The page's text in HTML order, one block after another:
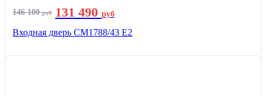
146 100руб 131 490 руб
Входная дверь СМ1788/43 E2